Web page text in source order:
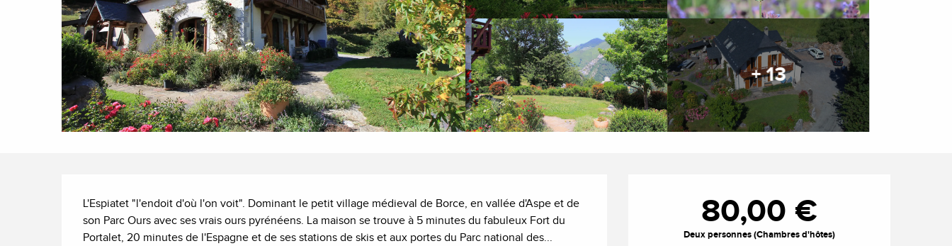
+ 13
80,00 €
Deux personnes (Chambres d'hôtes)
L'Espiatet "l'endoit d'où l'on voit". Dominant le petit village médieval de Borce, en vallée d'Aspe et de
son Parc Ours avec ses vrais ours pyrénéens. La maison se trouve à 5 minutes du fabuleux Fort du
Portalet, 20 minutes de l'Espagne et de ses stations de skis et aux portes du Parc national des...